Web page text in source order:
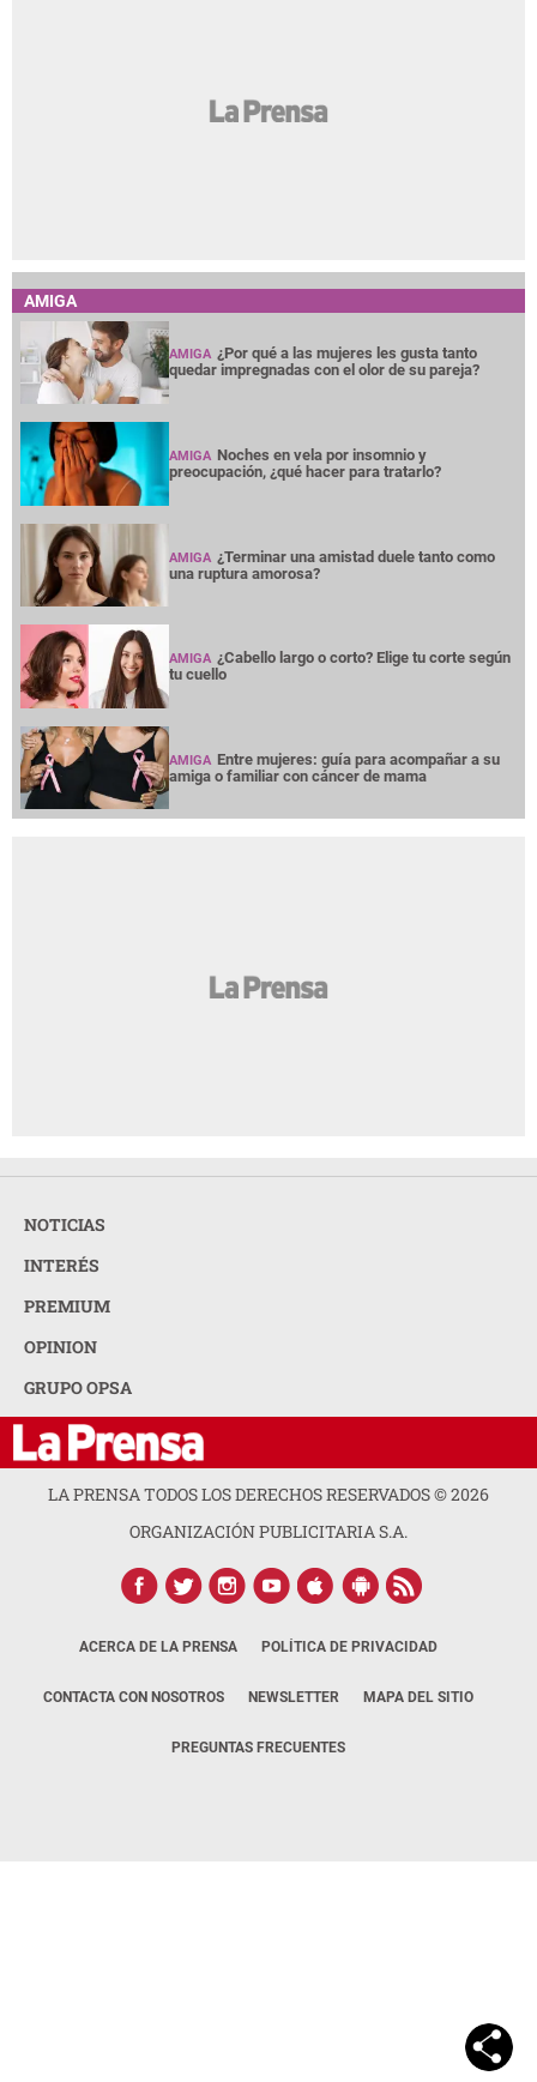
AMIGA
AMIGA ¿Por qué a las mujeres les gusta tanto
quedar impregnadas con el olor de su pareja?
AMIGA Noches en vela por insomnio y
preocupación, ¿qué hacer para tratarlo?
AMIGA ¿Terminar una amistad duele tanto como
una ruptura amorosa?
AMIGA ¿Cabello largo o corto? Elige tu corte según
tu cuello
AMIGA Entre mujeres: guía para acompañar a su
amiga o familiar con cáncer de mama
NOTICIAS
INTERÉS
PREMIUM
OPINION
GRUPO OPSA
LA PRENSA TODOS LOS DERECHOS RESERVADOS ©2026
ORGANIZACIÓN PUBLICITARIA S.A.
ACERCA DE LA PRENSA POLÍTICA DE PRIVACIDAD
CONTACTA CON NOSOTROS NEWSLETTER MAPA DEL SITIO
PREGUNTAS FRECUENTES